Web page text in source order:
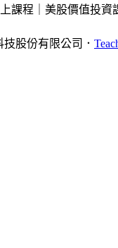
課程｜美股價值投資
股份有限公司．